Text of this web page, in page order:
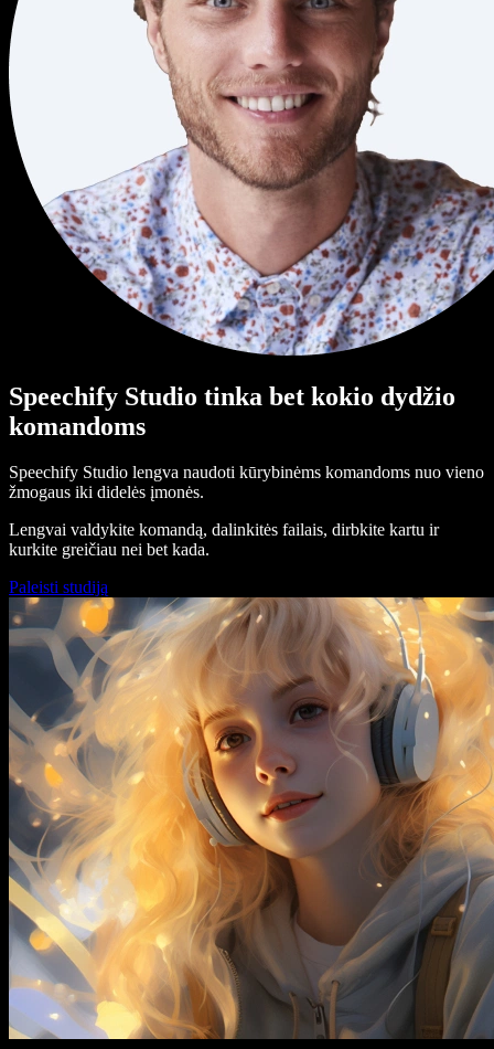
Speechify Studio tinka bet kokio dydžio
komandoms
Speechify Studio lengva naudoti kūrybinėms komandoms nuo vieno
žmogaus iki didelės įmonės.
Lengvai valdykite komandą, dalinkitės failais, dirbkite kartu ir
kurkite greičiau nei bet kada.
Paleisti studiją